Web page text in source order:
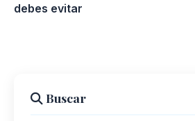
debes evitar
Buscar